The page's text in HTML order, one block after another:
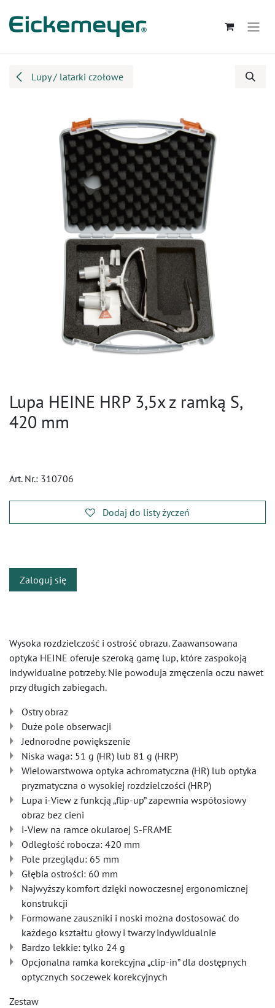
Lupy / latarki czołowe
Lupa HEINE HRP 3,5x z ramką S,
420 mm
Art. Nr.: 310706
Dodaj do listy życzeń
Zaloguj się
Wysoka rozdzielczość i ostrość obrazu. Zaawansowana
optyka HEINE oferuje szeroką gamę lup, które zaspokoją
indywidualne potrzeby. Nie powoduja zmęczenia oczu nawet
przy długich zabiegach.
Ostry obraz
Duże pole obserwacji
Jednorodne powiększenie
Niska waga: 51 g (HR) lub 81 g (HRP)
Wielowarstwowa optyka achromatyczna (HR) lub optyka
pryzmatyczna o wysokiej rozdzielczości (HRP)
Lupa i-View z funkcją „flip-up” zapewnia współosiowy
obraz bez cieni
i-View na ramce okularoej S-FRAME
Odległość robocza: 420 mm
Pole przeglądu: 65 mm
Głębia ostrości: 60 mm
Najwyższy komfort dzięki nowoczesnej ergonomicznej
konstrukcji
Formowane zauszniki i noski można dostosować do
każdego kształtu głowy i twarzy indywidualnie
Bardzo lekkie: tylko 24 g
Opcjonalna ramka korekcyjna „clip-in” dla dostępnych
optycznych soczewek korekcyjnych
Zestaw